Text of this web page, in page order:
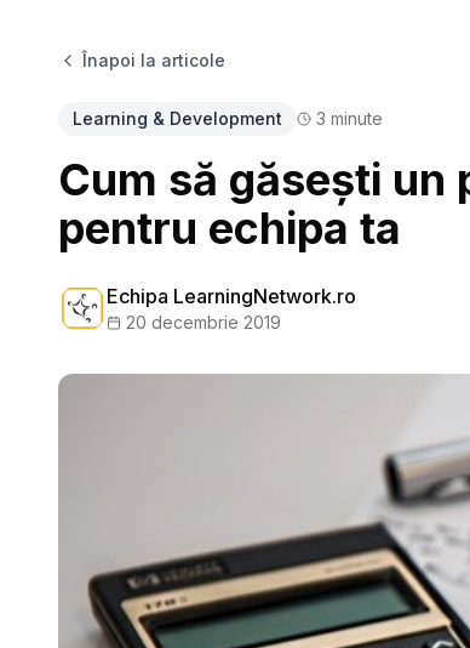
Înapoi la articole
Learning & Development 3 minute
Cum să găsești
pentru echipa ta
Echipa LearningNetwork.ro
20 decembrie 2019